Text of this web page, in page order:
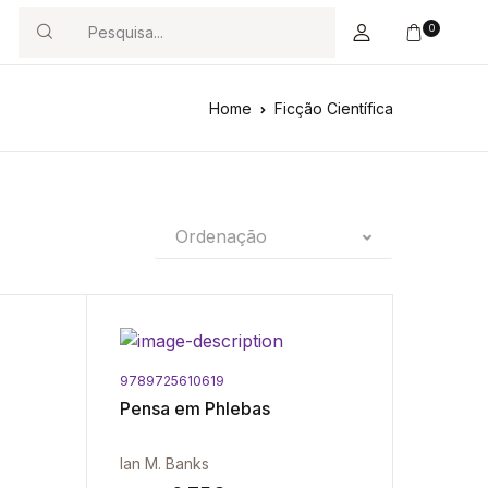
Search
0
Home Ficção Científica
Ordenação
9789725610619
Pensa em Phlebas
Ian M. Banks